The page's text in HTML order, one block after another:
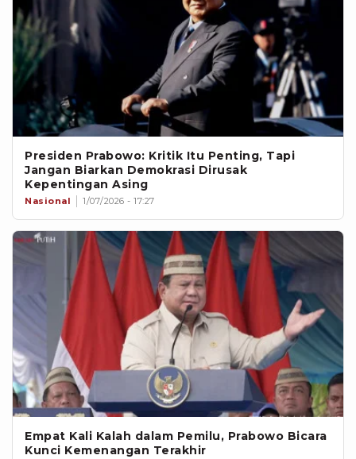
Presiden Prabowo: Kritik Itu Penting, Tapi
Jangan Biarkan Demokrasi Dirusak
Kepentingan Asing
Nasional 1/07/2026 - 17:27
Empat Kali Kalah dalam Pemilu, Prabowo Bicara
Kunci Kemenangan Terakhir